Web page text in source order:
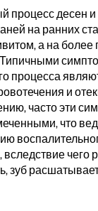
процесс десен и
на ранних
а на более
процесса
и
часто эти
что
вследствие чего
зуб